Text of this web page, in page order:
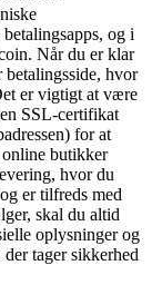
og i
Når du er klar
hvor
er vigtigt at være
SSL-certifikat
for at
butikker
hvor du
er tilfreds med
skal du altid
oplysninger og
tager sikkerhed